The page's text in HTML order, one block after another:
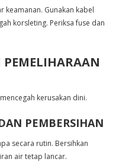
keamanan. Gunakan kabel
korsleting. Periksa fuse dan
kerusakan dini.
PEMBERSIHAN
secara rutin. Bersihkan
air tetap lancar.